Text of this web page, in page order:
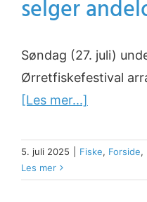
selger
Søndag (27. juli)
Ørretfiskefestival
[Les mer...]
5. juli 2025 Fiske, Forside,
Les mer